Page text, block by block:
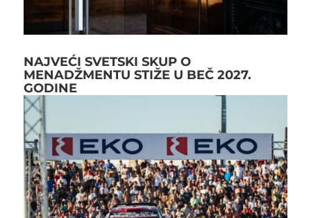
NAJVEĆI SVETSKI SKUP O
MENADŽMENTU STIŽE U BEČ 2027.
GODINE